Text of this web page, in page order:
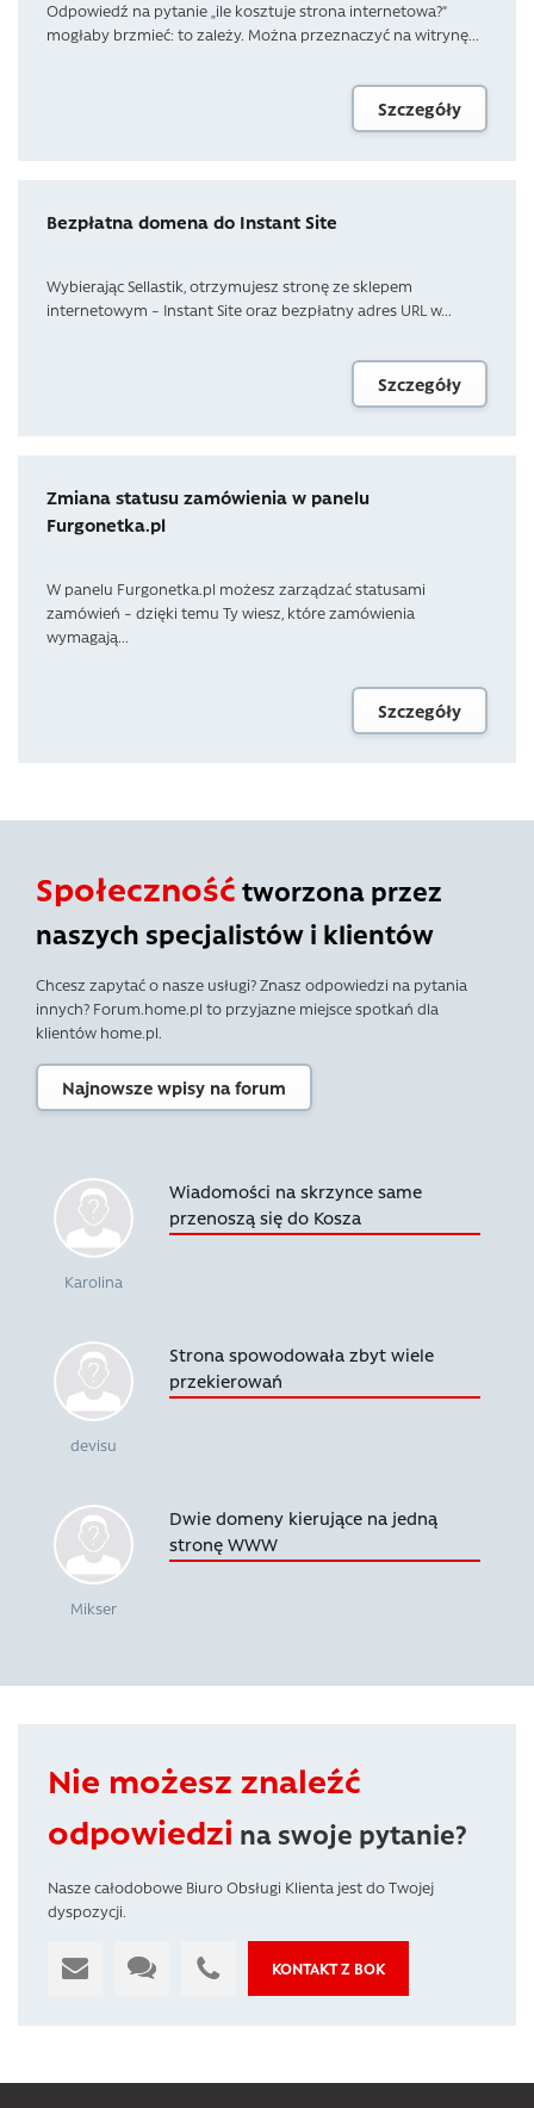
Odpowiedź na pytanie „ile kosztuje strona internetowa?”
mogłaby brzmieć: to zależy. Można przeznaczyć na witrynę...
Szczegóły
Bezpłatna domena do Instant Site
Wybierając Sellastik, otrzymujesz stronę ze sklepem
internetowym – Instant Site oraz bezpłatny adres URL w...
Szczegóły
Zmiana statusu zamówienia w panelu
Furgonetka.pl
W panelu Furgonetka.pl możesz zarządzać statusami
zamówień – dzięki temu Ty wiesz, które zamówienia
wymagają...
Szczegóły
Społeczność tworzona przez
naszych specjalistów i klientów
Chcesz zapytać o nasze usługi? Znasz odpowiedzi na pytania
innych? Forum.home.pl to przyjazne miejsce spotkań dla
klientów home.pl.
Najnowsze wpisy na forum
Karolina
Wiadomości na skrzynce same
przenoszą się do Kosza
devisu
Strona spowodowała zbyt wiele
przekierowań
Mikser
Dwie domeny kierujące na jedną
stronę WWW
Nie możesz znaleźć
odpowiedzi na swoje pytanie?
Nasze całodobowe Biuro Obsługi Klienta jest do Twojej
dyspozycji.
KONTAKT Z BOK